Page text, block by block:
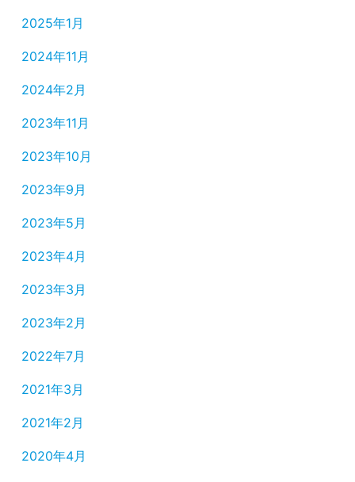
2025年1月
2024年11月
2024年2月
2023年11月
2023年10月
2023年9月
2023年5月
2023年4月
2023年3月
2023年2月
2022年7月
2021年3月
2021年2月
2020年4月